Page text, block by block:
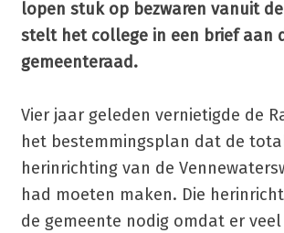
lopen stuk op bezwaren vanuit
stelt het college in een brief aan
gemeenteraad.
Vier jaar geleden vernietigde de
het bestemmingsplan dat de
herinrichting van de
had moeten maken. Die
de gemeente nodig omdat er